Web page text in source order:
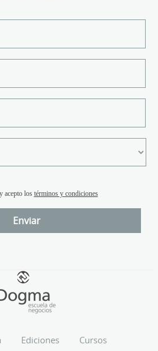
acepto los términos y condiciones
Ediciones Cursos